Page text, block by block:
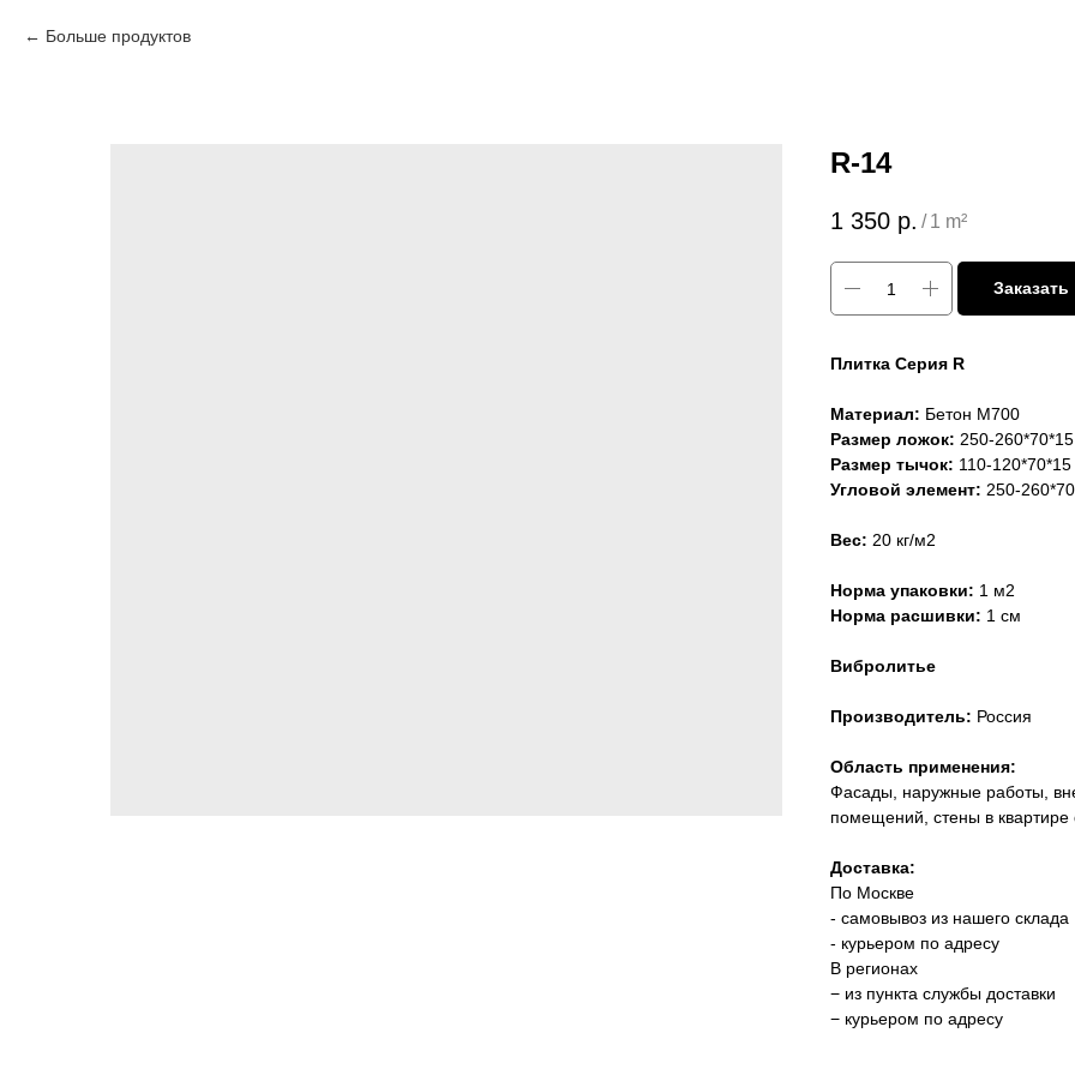
Больше продуктов
R-14
1 350 р. / 1 m²
Заказать
Плитка Серия R
Материал: Бетон M700
Размер ложок: 250-
Размер тычок: 110-
Угловой элемент: 250-
Вес: 20 кг/м2
Норма упаковки: 1 м2
Норма расшивки: 1 см
Вибролитье
Производитель: Россия
Область применения:
Фасады, наружные работы,
помещений, стены в
Доставка:
По Москве
- самовывоз из нашего склада
- курьером по адресу
В регионах
− из пункта службы доставки
− курьером по адресу